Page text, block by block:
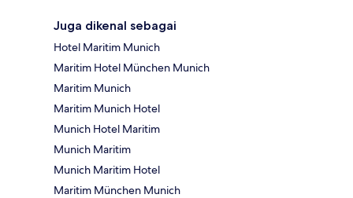
Juga dikenal sebagai
Hotel Maritim Munich
Maritim Hotel München Munich
Maritim Munich
Maritim Munich Hotel
Munich Hotel Maritim
Munich Maritim
Munich Maritim Hotel
Maritim München Munich